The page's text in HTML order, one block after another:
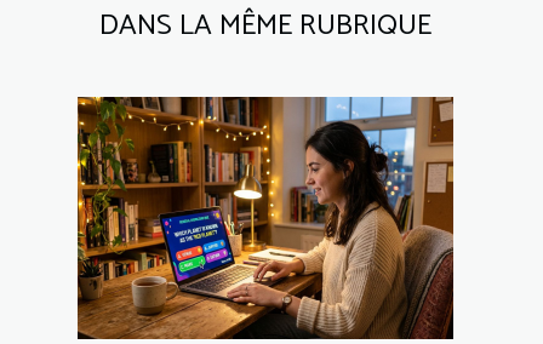
DANS LA MÊME RUBRIQUE